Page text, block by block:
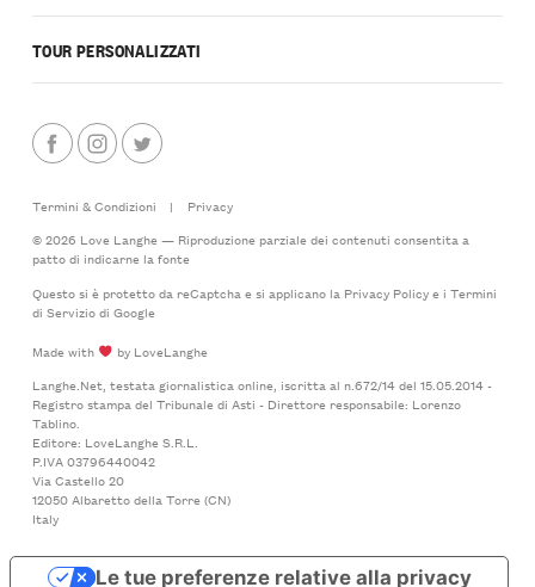
TOUR PERSONALIZZATI
Termini & Condizioni |
Privacy
© 2026 Love Langhe — Riproduzione parziale dei contenuti consentita a
patto di indicarne la fonte
Questo si è protetto da reCaptcha e si applicano la Privacy Policye i Termini
di Serviziodi Google
Made with
by LoveLanghe
Langhe.Net, testata giornalistica online, iscritta al n.672/14 del 15.05.2014 -
Registro stampa del Tribunale di Asti - Direttore responsabile: Lorenzo
Tablino.
Editore: LoveLanghe S.R.L.
P.IVA 03796440042
Via Castello 20
12050 Albaretto della Torre (CN)
Italy
Le tue preferenze relative alla privacy